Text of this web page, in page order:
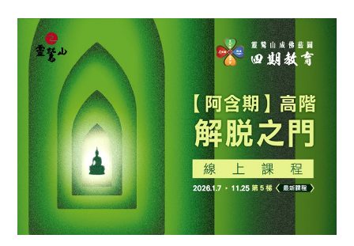
最新消息